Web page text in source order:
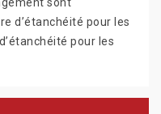
d’étanchéité pour les
pour les